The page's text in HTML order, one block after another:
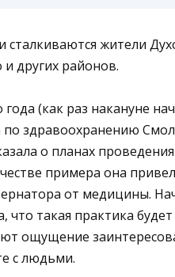
жители
других районов.
(как раз накануне
здравоохранению
о планах
примера она
от медицины.
что такая практика
ощущение
с людьми.